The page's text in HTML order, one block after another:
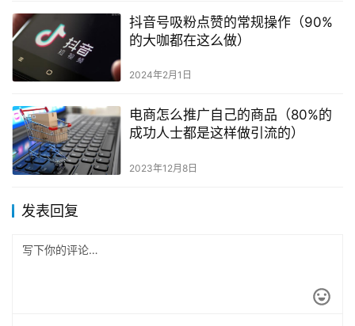
抖音号吸粉点赞的常规操作（90%
的大咖都在这么做）
2024年2月1日
电商怎么推广自己的商品（80%的
成功人士都是这样做引流的）
2023年12月8日
发表回复